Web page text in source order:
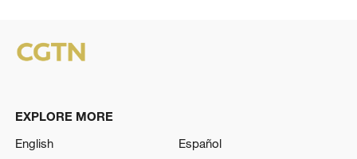
EXPLORE MORE
English
Español